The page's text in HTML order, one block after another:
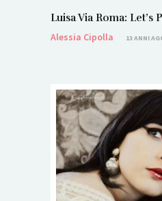
Luisa Via Roma: Let’s
Alessia Cipolla
13 ANNI